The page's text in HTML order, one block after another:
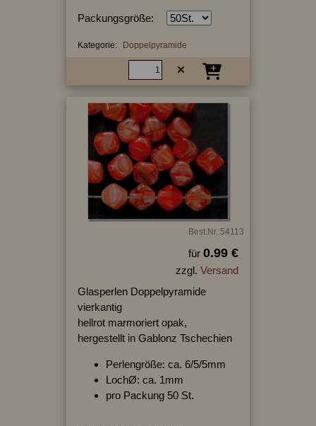
Packungsgröße:
Kategorie: Doppelpyramide
Best.Nr.:54113
für 0.99 €
zzgl. Versand
Glasperlen Doppelpyramide
vierkantig
hellrot marmoriert opak,
hergestellt in Gablonz Tschechien
Perlengröße: ca. 6/5/5mm
LochØ: ca. 1mm
pro Packung 50 St.